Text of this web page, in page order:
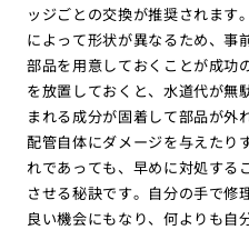
ッジごとの交換が推奨されます
によって形状が異なるため、事
部品を用意しておくことが成功
を放置しておくと、水道代が無
まれる成分が固着して部品が外
配管自体にダメージを与えたり
れであっても、早めに対処する
させる秘訣です。自分の手で修
良い機会にもなり、何よりも自